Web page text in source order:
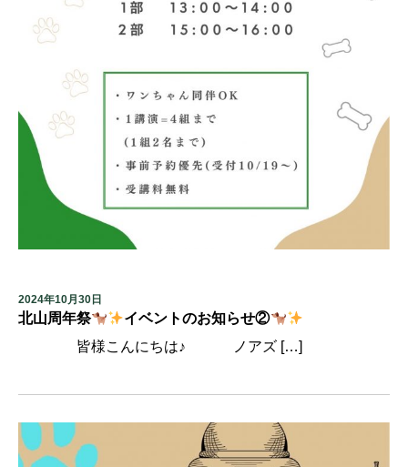
2024年10月30日
北山周年祭
イベントのお知らせ②
皆様こんにちは♪ ノアズ […]